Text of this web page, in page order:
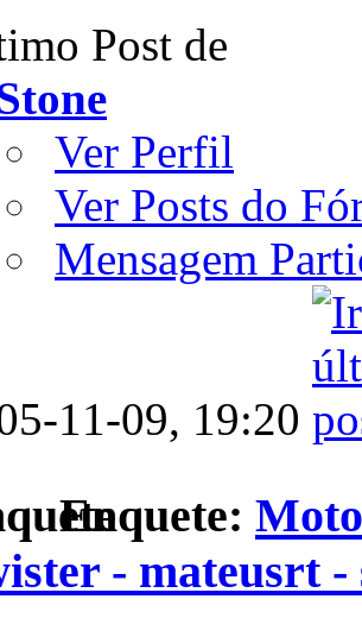
Post de
Ver Perfil
Ver Posts do
Mensagem
11-09, 19:20
Enquete:
- mateusrt -